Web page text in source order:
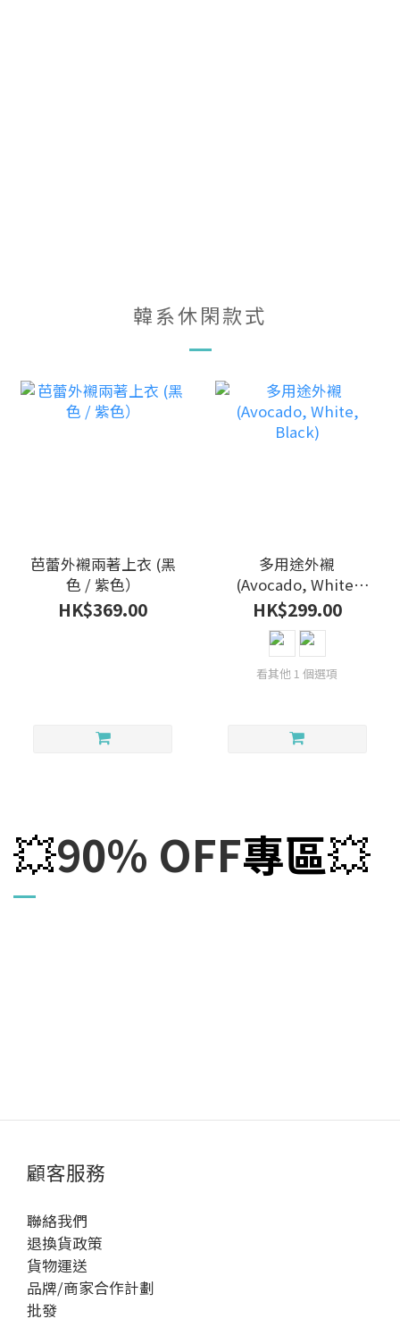
韓系休閑款式
芭蕾外襯兩著上衣 (黑
色 / 紫色）
HK$369.00
多用途外襯
(Avocado, White,
Black)
HK$299.00
看其他 1 個選項
💥90% OFF專區💥
顧客服務
聯絡我們
退換貨政策
貨物運送
品牌/商家合作計劃
批發